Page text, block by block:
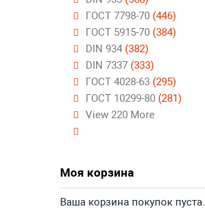
ГОСТ 7798-70 (446)
ГОСТ 5915-70 (384)
DIN 934 (382)
DIN 7337 (333)
ГОСТ 4028-63 (295)
ГОСТ 10299-80 (281)
View 220 More
Моя корзина
Ваша корзина покупок пуста.